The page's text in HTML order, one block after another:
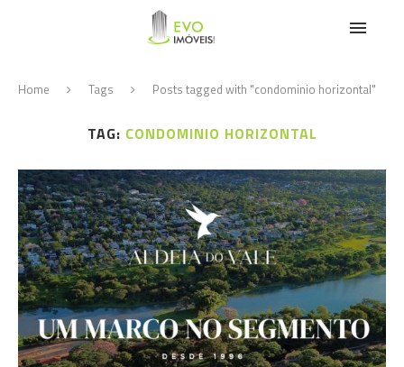
Home Tags Posts tagged with "condominio horizontal"
TAG: CONDOMINIO HORIZONTAL